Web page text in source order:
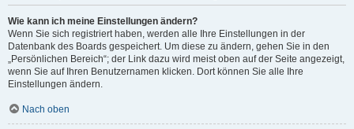
Wie kann ich meine Einstellungen ändern?
Wenn Sie sich registriert haben, werden alle Ihre Einstellungen in der
Datenbank des Boards gespeichert. Um diese zu ändern, gehen Sie in den
„Persönlichen Bereich“; der Link dazu wird meist oben auf der Seite angezeigt,
wenn Sie auf Ihren Benutzernamen klicken. Dort können Sie alle Ihre
Einstellungen ändern.
Nach oben